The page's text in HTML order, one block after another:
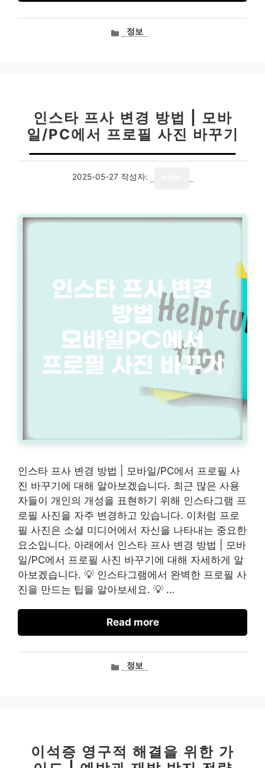
카정보
인스타 프사 변경 방법 | 모바
일/PC에서 프로필 사진 바꾸기
2025-05-27 작성자:
인스타 프사 변경 방법 | 모바일/PC에서 프로필 사
진 바꾸기에 대해 알아보겠습니다. 최근 많은 사용
자들이 개인의 개성을 표현하기 위해 인스타그램 프
로필 사진을 자주 변경하고 있습니다. 이처럼 프로
필 사진은 소셜 미디어에서 자신을 나타내는 중요한
요소입니다. 아래에서 인스타 프사 변경 방법 | 모바
일/PC에서 프로필 사진 바꾸기에 대해 자세하게 알
아보겠습니다. 💡 인스타그램에서 완벽한 프로필 사
진을 만드는 팁을 알아보세요. 💡 …
Read more
카정보
이석증 영구적 해결을 위한 가